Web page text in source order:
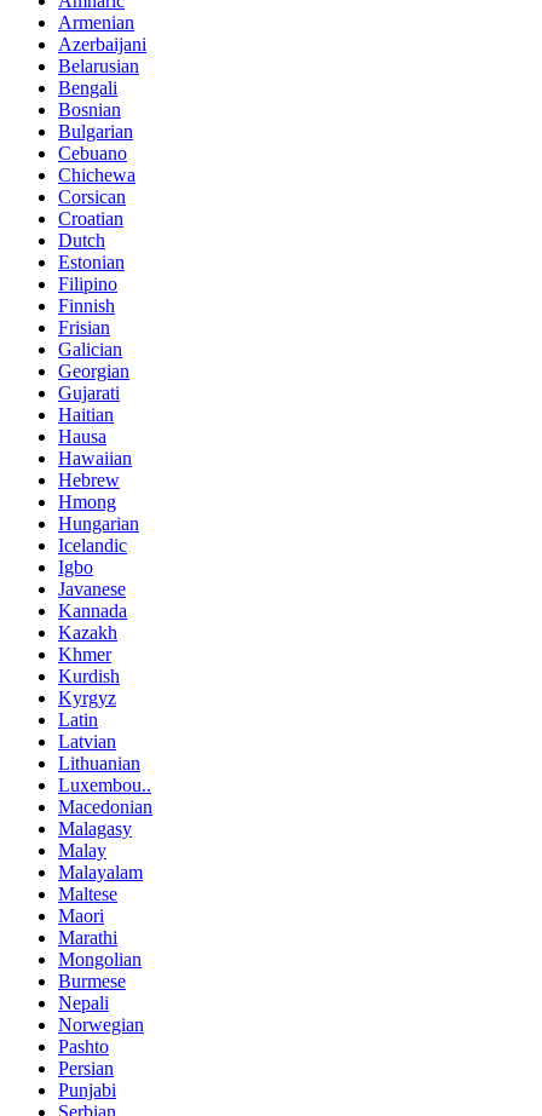
Armenian
Azerbaijani
Belarusian
Bengali
Bosnian
Bulgarian
Cebuano
Chichewa
Corsican
Croatian
Dutch
Estonian
Filipino
Finnish
Frisian
Galician
Georgian
Gujarati
Haitian
Hausa
Hawaiian
Hebrew
Hmong
Hungarian
Icelandic
Igbo
Javanese
Kannada
Kazakh
Khmer
Kurdish
Kyrgyz
Latin
Latvian
Lithuanian
Luxembou..
Macedonian
Malagasy
Malay
Malayalam
Maltese
Maori
Marathi
Mongolian
Burmese
Nepali
Norwegian
Pashto
Persian
Punjabi